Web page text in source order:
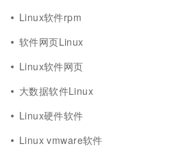
Linux软件rpm
软件网页Linux
Linux软件网页
大数据软件Linux
Linux硬件软件
Linux vmware软件